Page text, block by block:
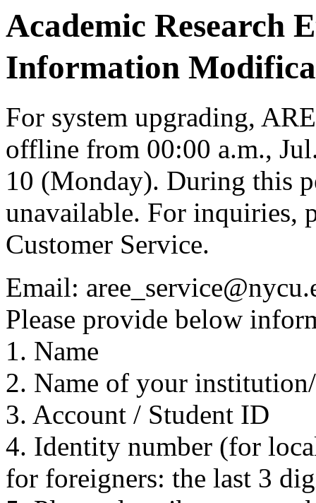
Academic Research
Information
For system upgrading,
offline from 00:00 a.m.,
10 (Monday). During this
unavailable. For inquiries,
Customer Service.
Email:
Please provide below
1. Name
2. Name of your
3. Account / Student ID
4. Identity number (for
for foreigners: the last 3